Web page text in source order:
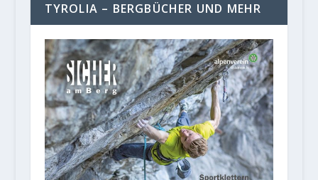
TYROLIA – BERGBÜCHER UND MEHR